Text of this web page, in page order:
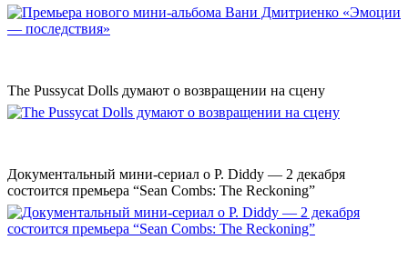
The Pussycat Dolls думают о возвращении на сцену
Документальный мини-сериал о P. Diddy — 2 декабря
состоится премьера “Sean Combs: The Reckoning”